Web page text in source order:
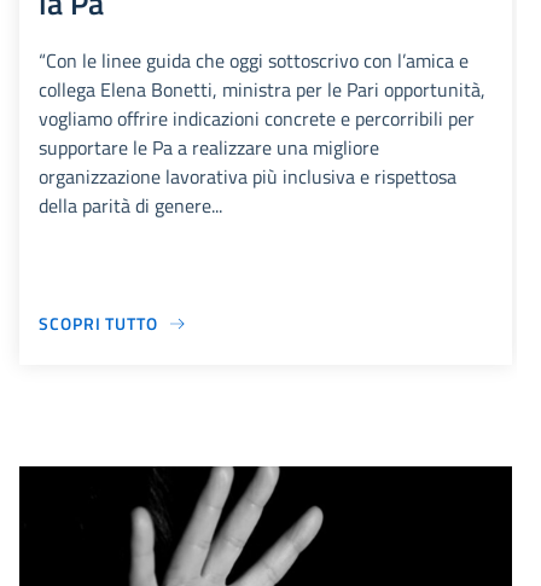
“Con le linee guida che oggi sottoscrivo con l’amica e
collega Elena Bonetti, ministra per le Pari opportunità,
vogliamo offrire indicazioni concrete e percorribili per
supportare le Pa a realizzare una migliore
organizzazione lavorativa più inclusiva e rispettosa
della parità di genere...
SCOPRI TUTTO